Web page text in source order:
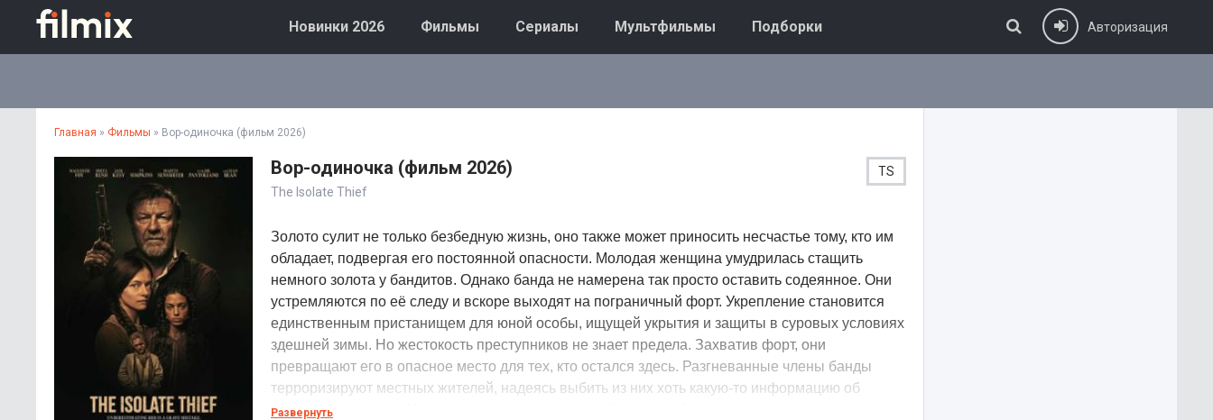
Новинки 2026 Фильмы Сериалы Мультфильмы Подборки Авторизация
Главная » Фильмы » Вор-одиночка (фильм 2026)
Вор-одиночка (фильм 2026)
The Isolate Thief
TS
Золото сулит не только безбедную жизнь, оно также может приносить несчастье тому, кто им
обладает, подвергая его постоянной опасности. Молодая женщина умудрилась стащить
немного золота у бандитов. Однако банда не намерена так просто оставить содеянное. Они
устремляются по её следу и вскоре выходят на пограничный форт. Укрепление становится
единственным пристанищем для юной особы, ищущей укрытия и защиты в суровых условиях
здешней зимы. Но жестокость преступников не знает предела. Захватив форт, они
превращают его в опасное место для тех, кто остался здесь. Разгневанные члены банды
терроризируют местных жителей, надеясь выбить из них хоть какую-то информацию об
украденном золоте. И пока вокруг творятся невообразимые бесчинства, молодая леди,
Развернуть